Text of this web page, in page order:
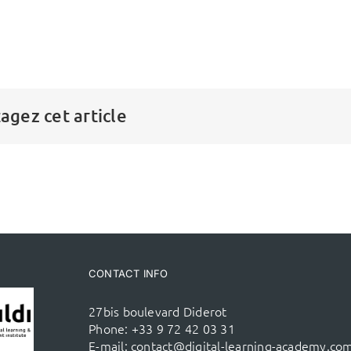
cet article
CONTACT INFO
27bis boulevard Diderot
Phone: +33 9 72 42 03 31
E-mail: contact@digital-learning-